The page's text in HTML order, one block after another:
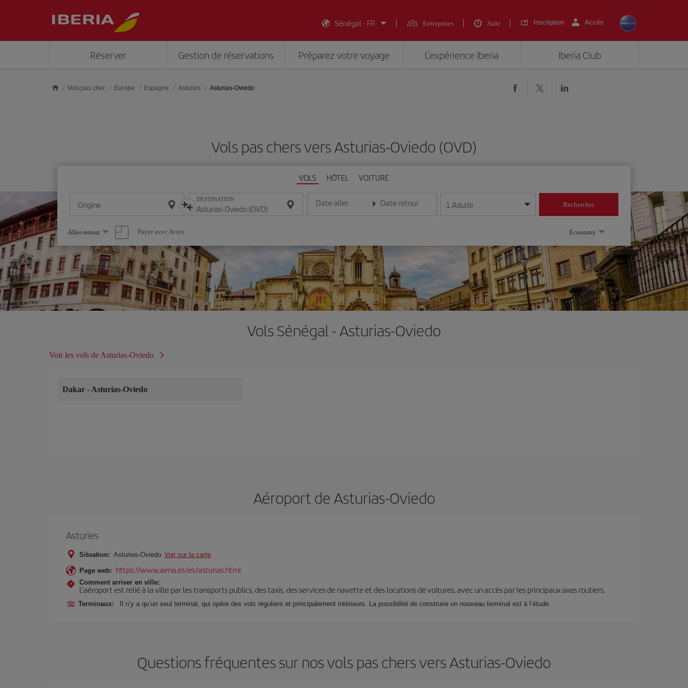
Sénégal - FR
Entreprises Aide Inscription Accés
Réserver Gestion de réservations Préparez votre voyage L’expérience Iberia Iberia Club
Vols pas cher Europe Espagne Asturies Asturias-Oviedo
Vols pas chers vers Asturias-Oviedo (OVD)
VOLS HÔTEL VOITURE
Origine DESTINATION Date aller
Entrez la date au format jour/mois/année
Date retour
Entrez la date au format jour/mois/année
1 Adulte Rechercher
Sélectionnez
une
option
Aller-retour Payer avec Avios Economy
Vols Sénégal - Asturias-Oviedo
Voir les vols de Asturias-Oviedo
Dakar - Asturias-Oviedo
Aéroport de Asturias-Oviedo
Asturies
Situation: Asturies-Oviedo Voir sur la carte
Page web: https://www.aena.es/es/asturias.html
Comment arriver en ville:
L’aéroport est relié à la ville par les transports publics, des taxis, des services de navette et des locations de voitures, avec un accès par les principaux axes routiers.
Terminaux: Il n’y a qu’un seul terminal, qui opère des vols réguliers et principalement intérieurs. La possibilité de construire un nouveau terminal est à l’étude.
Questions fréquentes sur nos vols pas chers vers Asturias-Oviedo